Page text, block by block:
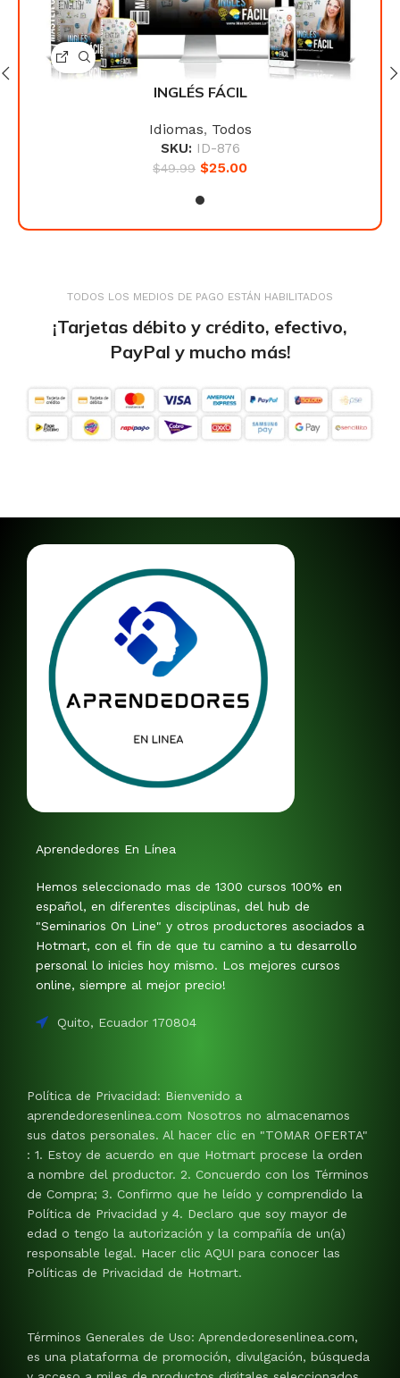
INGLÉS FÁCIL
Idiomas, Todos
SKU: ID-876
$49.99 $25.00
TODOS LOS MEDIOS DE PAGO ESTÁN HABILITADOS
¡Tarjetas débito y crédito, efectivo,
PayPal y mucho más!
Aprendedores En Línea
Hemos seleccionado mas de 1300 cursos 100% en
español, en diferentes disciplinas, del hub de
"Seminarios On Line" y otros productores asociados a
Hotmart, con el fin de que tu camino a tu desarrollo
personal lo inicies hoy mismo. Los mejores cursos
online, siempre al mejor precio!
Quito, Ecuador 170804
Política de Privacidad: Bienvenido a
aprendedoresenlinea.com Nosotros no almacenamos
sus datos personales. Al hacer clic en "TOMAR OFERTA"
: 1. Estoy de acuerdo en que Hotmart procese la orden
a nombre del productor. 2. Concuerdo con los Términos
de Compra; 3. Confirmo que he leído y comprendido la
Política de Privacidad y 4. Declaro que soy mayor de
edad o tengo la autorización y la compañía de un(a)
responsable legal. Hacer clic AQUI para conocer las
Políticas de Privacidad de Hotmart.
Términos Generales de Uso: Aprendedoresenlinea.com,
es una plataforma de promoción, divulgación, búsqueda